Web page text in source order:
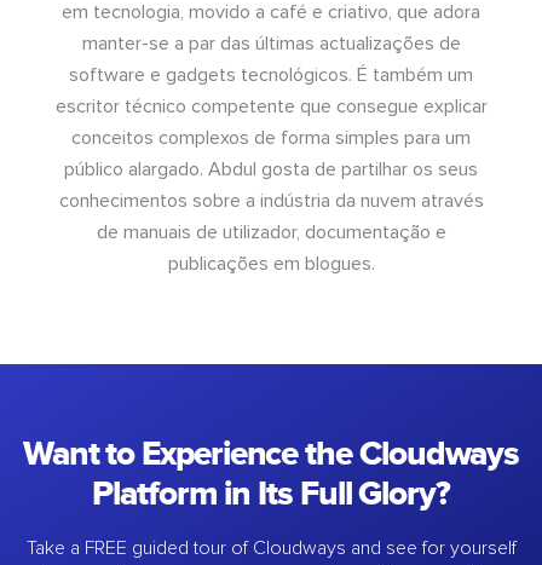
em tecnologia, movido a café e criativo, que adora
manter-se a par das últimas actualizações de
software e gadgets tecnológicos. É também um
escritor técnico competente que consegue explicar
conceitos complexos de forma simples para um
público alargado. Abdul gosta de partilhar os seus
conhecimentos sobre a indústria da nuvem através
de manuais de utilizador, documentação e
publicações em blogues.
Want to Experience the Cloudways
Platform in Its Full Glory?
Take a FREE guided tour of Cloudways and see for yourself